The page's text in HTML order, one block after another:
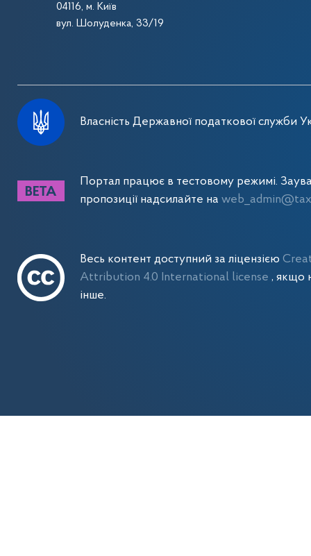
04116, м. Київ
вул. Шолуденка, 33/19
Власність Державної податкової служби
Портал працює в тестовому режимі.
пропозиції надсилайте на
Весь контент доступний за ліцензією
Attribution 4.0 International license , якщо
інше.